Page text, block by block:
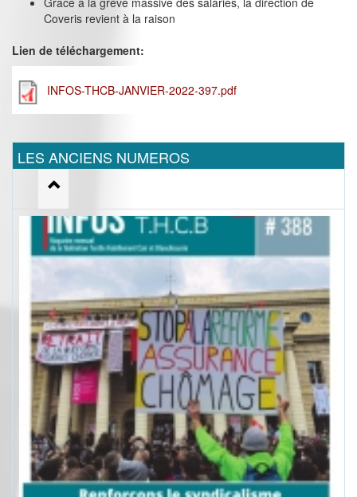
Coveris revient à la raison
Lien de téléchargement:
INFOS-THCB-JANVIER-2022-397.pdf
LES ANCIENS NUMEROS